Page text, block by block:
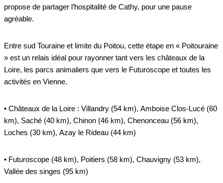
propose de partager l’hospitalité de Cathy, pour une pause
agréable.
Entre sud Touraine et limite du Poitou, cette étape en « Poitouraine
» est un relais idéal pour rayonner tant vers les châteaux de la
Loire, les parcs animaliers que vers le Futuroscope et toutes les
activités en Vienne.
• Châteaux de la Loire : Villandry (54 km), Amboise Clos-Lucé (60
km), Saché (40 km), Chinon (46 km), Chenonceau (56 km),
Loches (30 km), Azay le Rideau (44 km)
• Futuroscope (48 km), Poitiers (58 km), Chauvigny (53 km),
Vallée des singes (95 km)